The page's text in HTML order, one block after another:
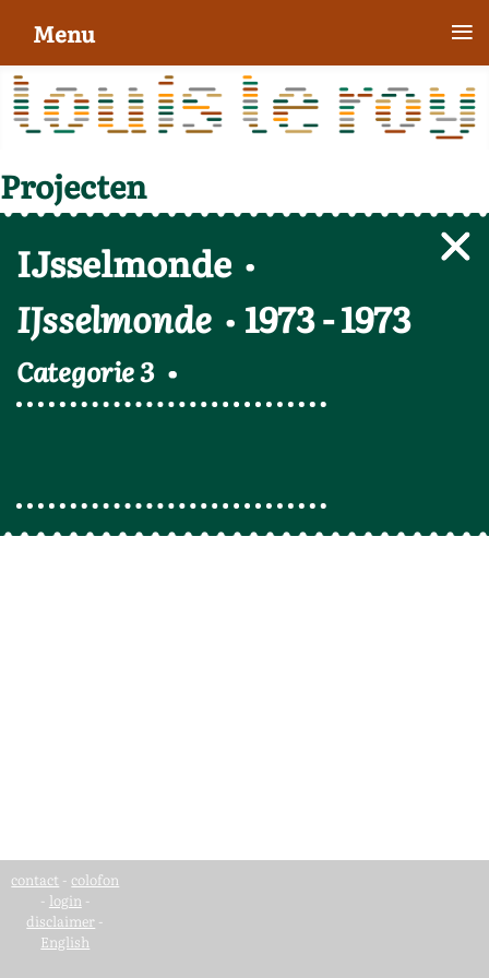
Projecten
IJsselmonde
IJsselmonde
1973-1973
Categorie 3
contact - colofon
- login -
disclaimer -
English
Menu ≡